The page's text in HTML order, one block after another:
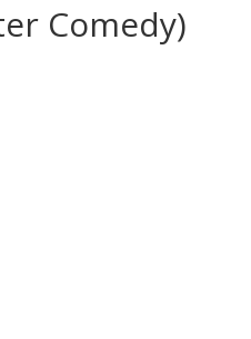
Comedy)